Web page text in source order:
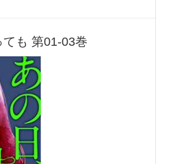
も 第01-03巻